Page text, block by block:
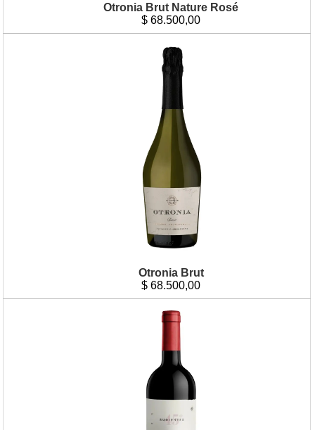
Otronia Brut Nature Rosé
$ 68.500,00
Otronia Brut
$ 68.500,00